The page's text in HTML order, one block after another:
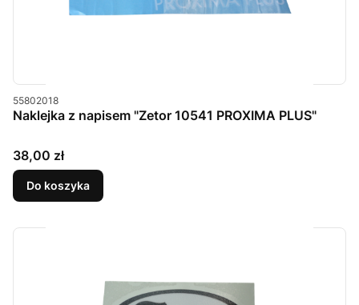
Kod produktu
55802018
Naklejka z napisem "Zetor 10541 PROXIMA PLUS"
Cena
38,00 zł
Do koszyka